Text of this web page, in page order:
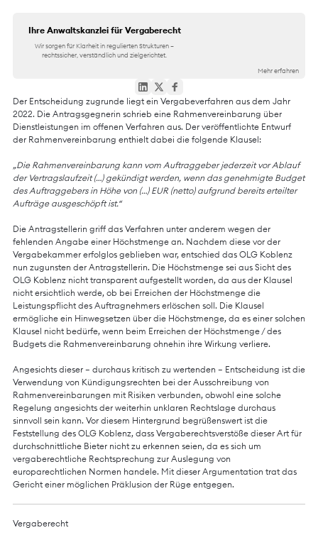
Ihre Anwaltskanzlei für Vergaberecht
Wir sorgen für Klarheit in regulierten Strukturen –
rechtssicher, verständlich und zielgerichtet.
Mehr erfahren
Der Entscheidung zugrunde liegt ein Vergabeverfahren aus dem Jahr
2022. Die Antragsgegnerin schrieb eine Rahmenvereinbarung über
Dienstleistungen im offenen Verfahren aus. Der veröffentlichte Entwurf
der Rahmenvereinbarung enthielt dabei die folgende Klausel:
„Die Rahmenvereinbarung kann vom Auftraggeber jederzeit vor Ablauf
der Vertragslaufzeit (…) gekündigt werden, wenn das genehmigte Budget
des Auftraggebers in Höhe von (…) EUR (netto) aufgrund bereits erteilter
Aufträge ausgeschöpft ist.“
Die Antragstellerin griff das Verfahren unter anderem wegen der
fehlenden Angabe einer Höchstmenge an. Nachdem diese vor der
Vergabekammer erfolglos geblieben war, entschied das OLG Koblenz
nun zugunsten der Antragstellerin. Die Höchstmenge sei aus Sicht des
OLG Koblenz nicht transparent aufgestellt worden, da aus der Klausel
nicht ersichtlich werde, ob bei Erreichen der Höchstmenge die
Leistungspflicht des Auftragnehmers erlöschen soll. Die Klausel
ermögliche ein Hinwegsetzen über die Höchstmenge, da es einer solchen
Klausel nicht bedürfe, wenn beim Erreichen der Höchstmenge / des
Budgets die Rahmenvereinbarung ohnehin ihre Wirkung verliere.
Angesichts dieser – durchaus kritisch zu wertenden – Entscheidung ist die
Verwendung von Kündigungsrechten bei der Ausschreibung von
Rahmenvereinbarungen mit Risiken verbunden, obwohl eine solche
Regelung angesichts der weiterhin unklaren Rechtslage durchaus
sinnvoll sein kann. Vor diesem Hintergrund begrüßenswert ist die
Feststellung des OLG Koblenz, dass Vergaberechtsverstöße dieser Art für
durchschnittliche Bieter nicht zu erkennen seien, da es sich um
vergaberechtliche Rechtsprechung zur Auslegung von
europarechtlichen Normen handele. Mit dieser Argumentation trat das
Gericht einer möglichen Präklusion der Rüge entgegen.
Vergaberecht